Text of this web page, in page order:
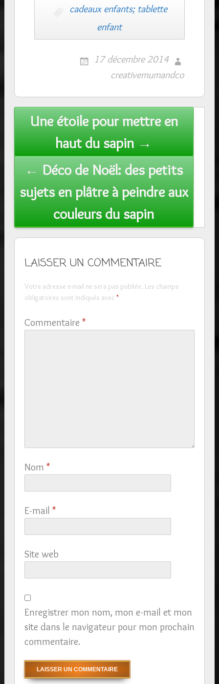
cadeaux enfants; tablette
enfant
17 décembre 2014
creativemumandco
Post
navigation
Une étoile pour mettre en
haut du sapin →
← Déco de Noël: des petits
sujets en plâtre à peindre aux
couleurs du sapin
LAISSER UN COMMENTAIRE
Votre adresse e-mail ne sera pas publiée. Les champs
obligatoires sont indiqués avec *
Commentaire *
Nom *
E-mail *
Site web
Enregistrer mon nom, mon e-mail et mon
site dans le navigateur pour mon prochain
commentaire.